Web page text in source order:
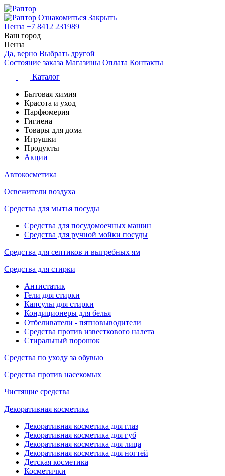
Ознакомиться Закрыть
Пенза +7 8412 231989
Ваш город
Пенза
Да, верно Выбрать другой
Состояние заказа Магазины Оплата Контакты
Каталог
Бытовая химия
Красота и уход
Парфюмерия
Гигиена
Товары для дома
Игрушки
Продукты
Акции
Автокосметика
Освежители воздуха
Средства для мытья посуды
Средства для посудомоечных машин
Средства для ручной мойки посуды
Средства для септиков и выгребных ям
Средства для стирки
Антистатик
Гели для стирки
Капсулы для стирки
Кондиционеры для белья
Отбеливатели - пятновыводители
Средства против известкового налета
Стиральный порошок
Средства по уходу за обувью
Средства против насекомых
Чистящие средства
Декоративная косметика
Декоративная косметика для глаз
Декоративная косметика для губ
Декоративная косметика для лица
Декоративная косметика для ногтей
Детская косметика
Косметички